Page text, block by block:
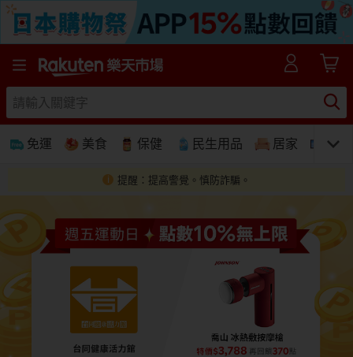
樂天市場線上購物-日本樂天第一大網購平台
免運 養生保健 民生用品
3C家電 運動休閒 親子玩具
免運 美食 保健 民生用品 居家 3C
提醒：提高警覺。慎防詐騙。